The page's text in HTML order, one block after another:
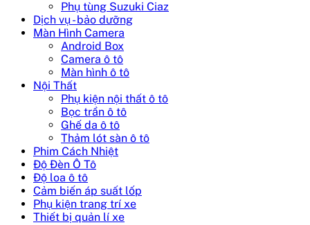
Phụ tùng Suzuki Ciaz
Dịch vụ - bảo dưỡng
Màn Hình Camera
Android Box
Camera ô tô
Màn hình ô tô
Nội Thất
Phụ kiện nội thất ô tô
Bọc trần ô tô
Ghế da ô tô
Thảm lót sàn ô tô
Phim Cách Nhiệt
Độ Đèn Ô Tô
Độ loa ô tô
Cảm biến áp suất lốp
Phụ kiện trang trí xe
Thiết bị quản lí xe